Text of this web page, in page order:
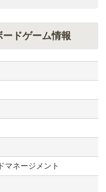
ドゲーム情報
マネージメント